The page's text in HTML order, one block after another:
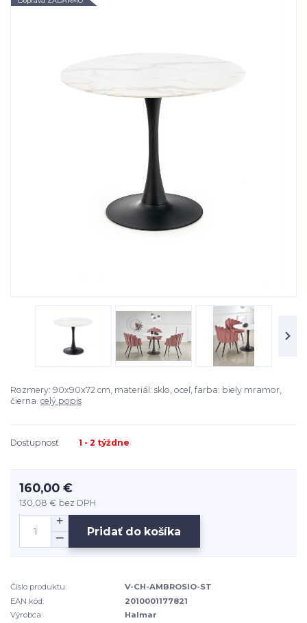
Rozmery: 90x90x72 cm, materiál: sklo, oceľ, farba: biely mramor,
čierna. celý popis
Dostupnosť 1 - 2 týždne
160,00 €
130,08 € bez DPH
Pridať do košíka
Číslo produktu:
V-CH-AMBROSIO-ST
EAN kód:
2010001177821
Výrobca:
Halmar